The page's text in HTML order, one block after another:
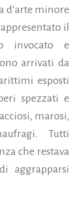
d’arte minore
il
invocato e
arrivati da
esposti
spezzati e
marosi,
Tutti
che restava
aggrapparsi